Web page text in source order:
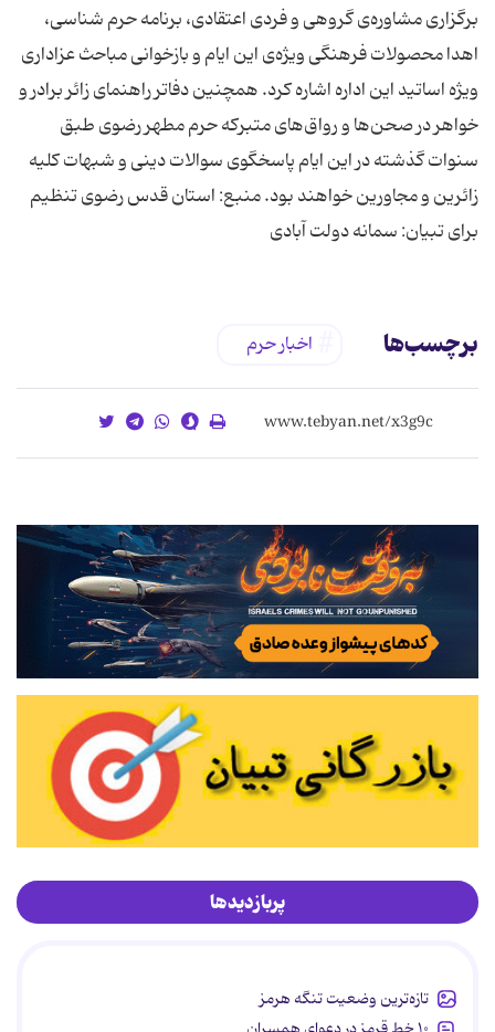
برگزاری مشاوره‌ی گروهی و فردی اعتقادی، برنامه حرم شناسی،
اهدا محصولات فرهنگی ویژه‌ی این ایام و بازخوانی مباحث عزاداری
ویژه اساتید این اداره اشاره كرد. همچنین دفاتر راهنمای زائر برادر و
خواهر در صحن‌ها و رواق‌های متبركه حرم مطهر رضوی طبق
سنوات گذشته در این ایام پاسخگوی سوالات دینی و شبهات كلیه
زائرین و مجاورین خواهند بود. منبع: استان قدس رضوی تنظیم
برای تبیان: سمانه دولت آبادی
برچسب‌ها اخبار حرم
پربازدیدها
تازه‌ترین وضعیت تنگه هرمز